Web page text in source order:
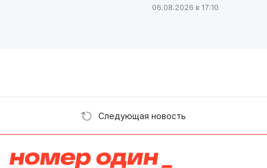
06.08.2026 в 17:10
Следующая новость